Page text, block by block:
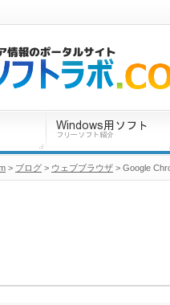
> ブログ > ウェブブラウザ > Google